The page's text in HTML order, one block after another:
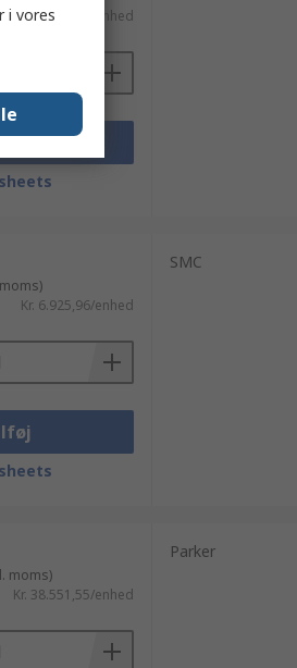
Kr. 1.715,39/enhed
Kr. 6.925,96/enhed
SMC
moms)
Kr. 38.551,55/enhed
Parker
i vores